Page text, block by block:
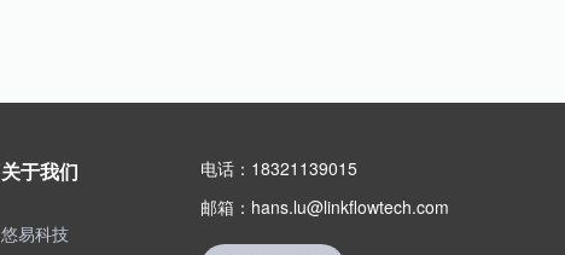
关于我们
悠易科技
电话：18321139015
邮箱：hans.lu@linkflowtech.com